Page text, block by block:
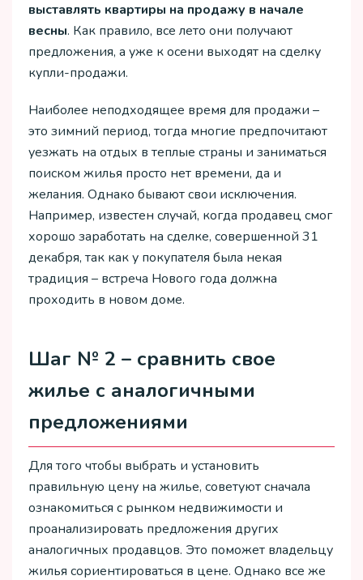
выставлять квартиры на продажу в начале
весны. Как правило, все лето они получают
предложения, а уже к осени выходят на сделку
купли-продажи.
Наиболее неподходящее время для продажи –
это зимний период, тогда многие предпочитают
уезжать на отдых в теплые страны и заниматься
поиском жилья просто нет времени, да и
желания. Однако бывают свои исключения.
Например, известен случай, когда продавец смог
хорошо заработать на сделке, совершенной 31
декабря, так как у покупателя была некая
традиция – встреча Нового года должна
проходить в новом доме.
Шаг № 2 – сравнить свое
жилье с аналогичными
предложениями
Для того чтобы выбрать и установить
правильную цену на жилье, советуют сначала
ознакомиться с рынком недвижимости и
проанализировать предложения других
аналогичных продавцов. Это поможет владельцу
жилья сориентироваться в цене. Однако все же